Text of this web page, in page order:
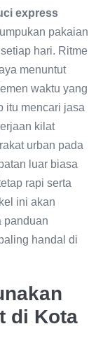
express
pakaian
hari. Ritme
menuntut
waktu yang
itu mencari jasa
kilat
urban pada
luar biasa
rapi serta
ini akan
panduan
handal di
di Kota